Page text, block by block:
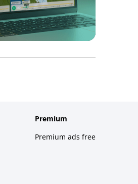
Premium
Premium ads free